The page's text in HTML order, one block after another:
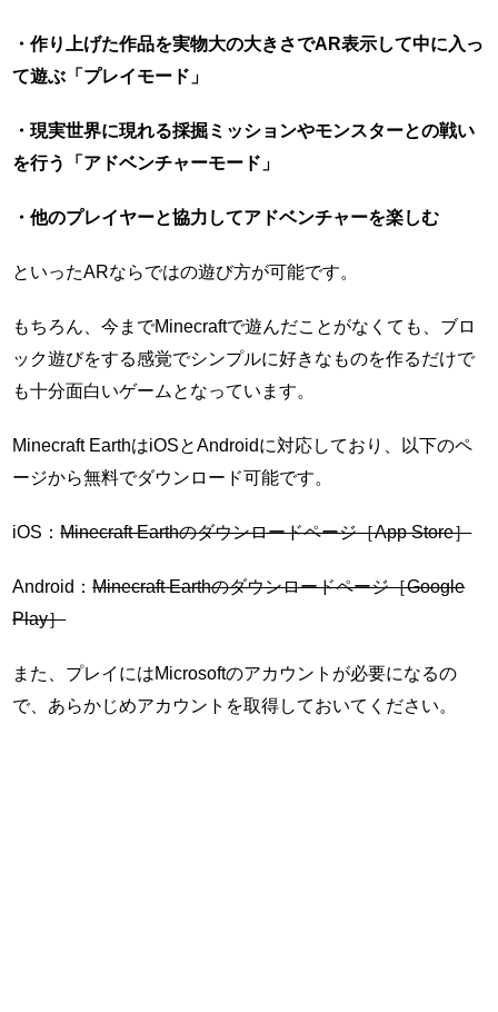
・作り上げた作品を実物大の大きさでAR表示して中に入っ
て遊ぶ「プレイモード」
・現実世界に現れる採掘ミッションやモンスターとの戦い
を行う「アドベンチャーモード」
・他のプレイヤーと協力してアドベンチャーを楽しむ
といったARならではの遊び方が可能です。
もちろん、今までMinecraftで遊んだことがなくても、ブロ
ック遊びをする感覚でシンプルに好きなものを作るだけで
も十分面白いゲームとなっています。
Minecraft EarthはiOSとAndroidに対応しており、以下のペ
ージから無料でダウンロード可能です。
iOS：Minecraft Earthのダウンロードページ［App Store］
Android：Minecraft Earthのダウンロードページ［Google
Play］
また、プレイにはMicrosoftのアカウントが必要になるの
で、あらかじめアカウントを取得しておいてください。